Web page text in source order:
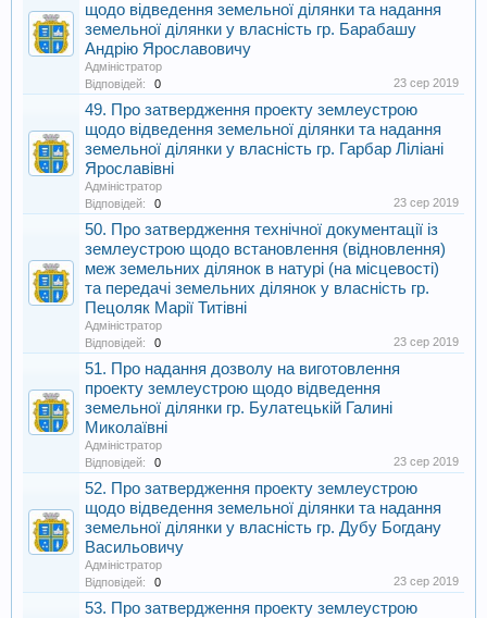
щодо відведення земельної ділянки та надання
земельної ділянки у власність гр. Барабашу
Андрію Ярославовичу
Адміністратор
Відповідей:
0 23 сер 2019
49. Про затвердження проекту землеустрою
щодо відведення земельної ділянки та надання
земельної ділянки у власність гр. Гарбар Ліліані
Ярославівні
Адміністратор
Відповідей:
0 23 сер 2019
50. Про затвердження технічної документації із
землеустрою щодо встановлення (відновлення)
меж земельних ділянок в натурі (на місцевості)
та передачі земельних ділянок у власність гр.
Пецоляк Марії Титівні
Адміністратор
Відповідей:
0 23 сер 2019
51. Про надання дозволу на виготовлення
проекту землеустрою щодо відведення
земельної ділянки гр. Булатецькій Галині
Миколаївні
Адміністратор
Відповідей:
0 23 сер 2019
52. Про затвердження проекту землеустрою
щодо відведення земельної ділянки та надання
земельної ділянки у власність гр. Дубу Богдану
Васильовичу
Адміністратор
Відповідей:
0 23 сер 2019
53. Про затвердження проекту землеустрою